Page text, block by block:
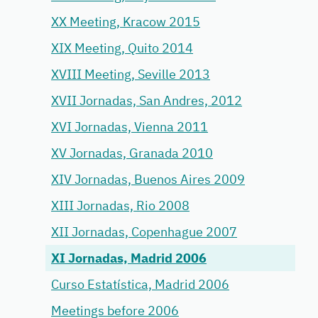
XX Meeting, Kracow 2015
XIX Meeting, Quito 2014
XVIII Meeting, Seville 2013
XVII Jornadas, San Andres, 2012
XVI Jornadas, Vienna 2011
XV Jornadas, Granada 2010
XIV Jornadas, Buenos Aires 2009
XIII Jornadas, Rio 2008
XII Jornadas, Copenhague 2007
XI Jornadas, Madrid 2006
Curso Estatística, Madrid 2006
Meetings before 2006